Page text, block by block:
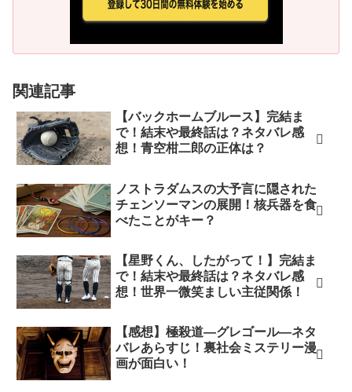
関連記事
【バックホームブルース】完結ま
で！結末や最終話は？ネタバレ感
想！青空柑二郎の正体は？
ノストラダムスの大予言に隠された
チェンソーマンの展開！核兵器を食
べたことがキー？
【星野くん、したがって！】完結ま
で！結末や最終話は？ネタバレ感
想！世界一微笑ましい主従関係！
【感想】極殺道―グレゴール―ネタ
バレあらすじ！裏社会ミステリー漫
画が面白い！